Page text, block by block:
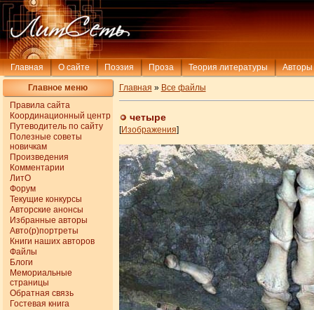
Главная О сайте Поэзия Проза Теория литературы Авторы
Главное меню
Правила сайта
Координационный центр
Путеводитель по сайту
Полезные советы
новичкам
Произведения
Комментарии
ЛитО
Форум
Текущие конкурсы
Авторские анонсы
Избранные авторы
Авто(р)портреты
Книги наших авторов
Файлы
Блоги
Мемориальные
страницы
Обратная связь
Гостевая книга
Главная » Все файлы
четыре
[Изображения]